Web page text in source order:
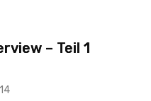
– Teil 1